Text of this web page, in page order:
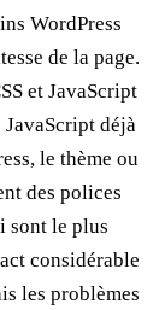
WordPress
de la page.
et JavaScript
déjà
le thème ou
des polices
sont le plus
considérable
les problèmes